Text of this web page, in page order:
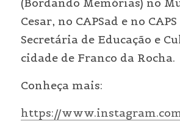
(Bordando Memórias) no
Cesar, no CAPSad e no
Secretária de Educação e
cidade de Franco da Rocha.
Conheça mais:
https://